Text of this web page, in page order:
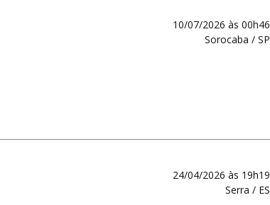
10/07/2026 às 00h46
Sorocaba / SP
24/04/2026 às 19h19
Serra / ES